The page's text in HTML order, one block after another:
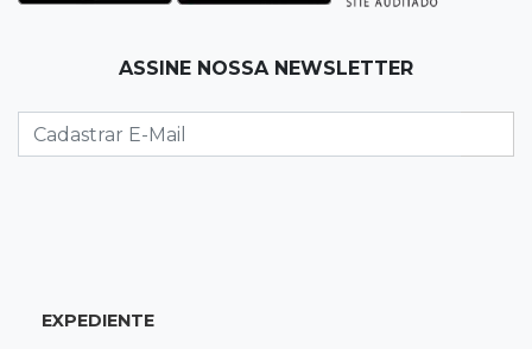
Mulher em situação de rua coloca fogo em
Justiça manda tirar canil e proíbe treino do
ASSINE NOSSA NEWSLETTER
EXPEDIENTE